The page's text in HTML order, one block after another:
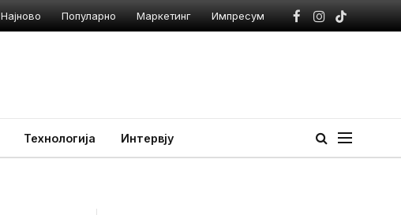
Најново Популарно Маркетинг Импресум
Facebook
Instagram
TikTok
Технологија Интервју